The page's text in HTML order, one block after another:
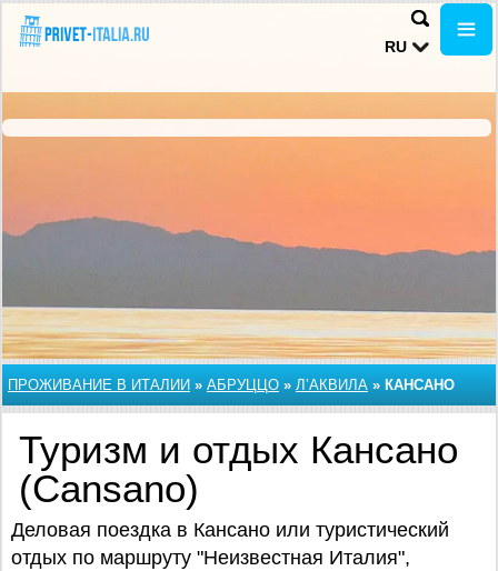
RU
ПРОЖИВАНИЕ В ИТАЛИИ » АБРУЦЦО » Л’АКВИЛА » КАНСАНО
Туризм и отдых Кансано
(Cansano)
Деловая поездка в Кансано или туристический
отдых по маршруту "Неизвестная Италия",